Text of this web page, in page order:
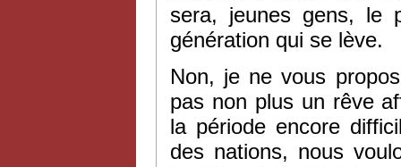
sera, jeunes gens, le
génération qui se lève.
Non, je ne vous
pas non plus un rêve
la période encore
des nations, nous